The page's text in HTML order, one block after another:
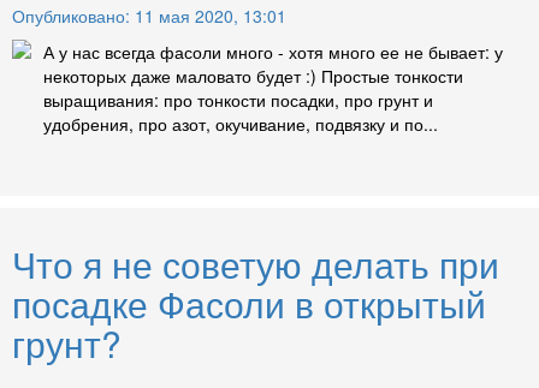
Опубликовано: 11 мая 2020, 13:01
А у нас всегда фасоли много - хотя много ее не бывает: у
некоторых даже маловато будет :) Простые тонкости
выращивания: про тонкости посадки, про грунт и
удобрения, про азот, окучивание, подвязку и по...
Что я не советую делать при
посадке Фасоли в открытый
грунт?